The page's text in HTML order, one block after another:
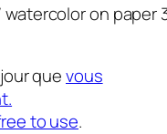
on paper
quevous
to use.